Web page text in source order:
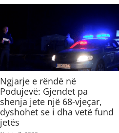
Ngjarje e rëndë në
Podujevë: Gjendet pa
shenja jete një 68-vjeçar,
dyshohet se i dha vetë fund
jetës